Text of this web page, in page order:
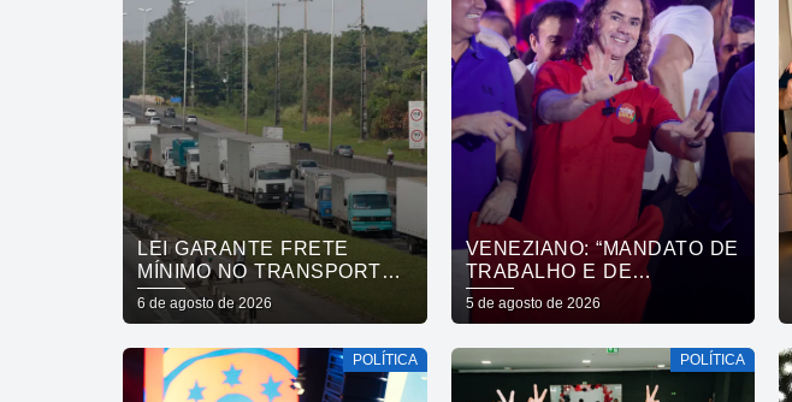
LEI GARANTE FRETE
MÍNIMO NO TRANSPORTE
DE CARGAS; SAIBA O QUE
MUDA
6 de agosto de 2026
VENEZIANO: “MANDATO DE
TRABALHO E DE
ENTREGAS NÃO SE
COMPRA COM DINHEIRO,
TRABALHO”
5 de agosto de 2026
POLÍTICA POLÍTICA